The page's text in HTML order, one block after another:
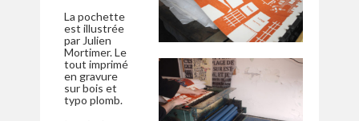
La pochette
est illustrée
par Julien
Mortimer. Le
tout imprimé
en gravure
sur bois et
typo plomb.